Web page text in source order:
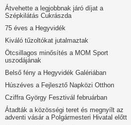
Átvehette a legjobbnak járó díjat a
Szépkilátás Cukrászda
75 éves a Hegyvidék
Kiváló tűzoltókat jutalmaztak
Ötcsillagos minősítés a MOM Sport
uszodájának
Belső fény a Hegyvidék Galériában
Húszéves a Fejlesztő Napközi Otthon
Cziffra György Fesztivál februárban
Átadták a közösségi teret és megnyílt az
adventi vásár a Polgármesteri Hivatal előtt